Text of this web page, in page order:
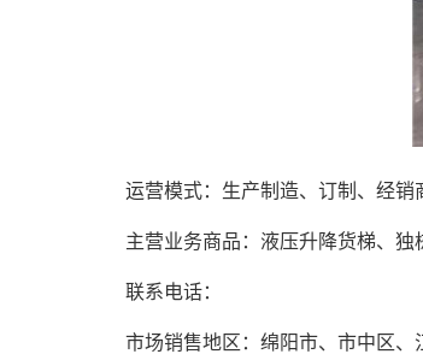
运营模式：生产制造、订制、经销
主营业务商品：液压升降货梯、独
联系电话：
市场销售地区：绵阳市、市中区、